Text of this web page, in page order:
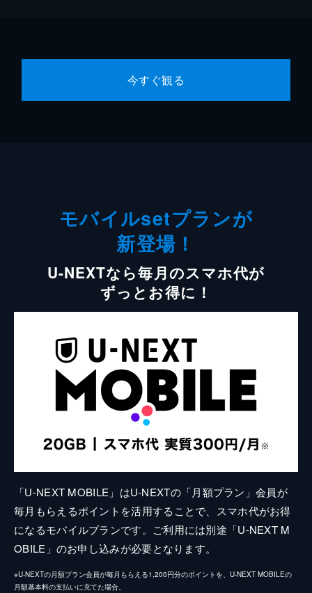
今すぐ観る
モバイルsetプランが
新登場！
U-NEXTなら毎月のスマホ代が
ずっとお得に！
「U-NEXT MOBILE」はU-NEXTの「月額プラン」会員が
毎月もらえるポイントを活用することで、スマホ代がお得
になるモバイルプランです。ご利用には別途「U-NEXT M
OBILE」のお申し込みが必要となります。
※U-NEXTの月額プラン会員が毎月もらえる1,200円分のポイントを、U-NEXT MOBILEの
月額基本料の支払いに充てた場合。